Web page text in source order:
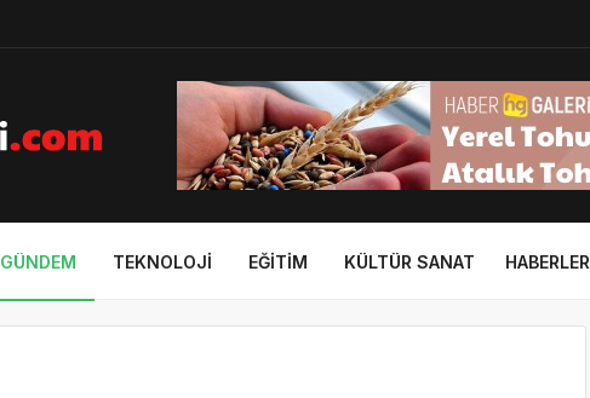
GÜNDEM TEKNOLOJI EĞITIM KÜLTÜR SANAT HABERLER